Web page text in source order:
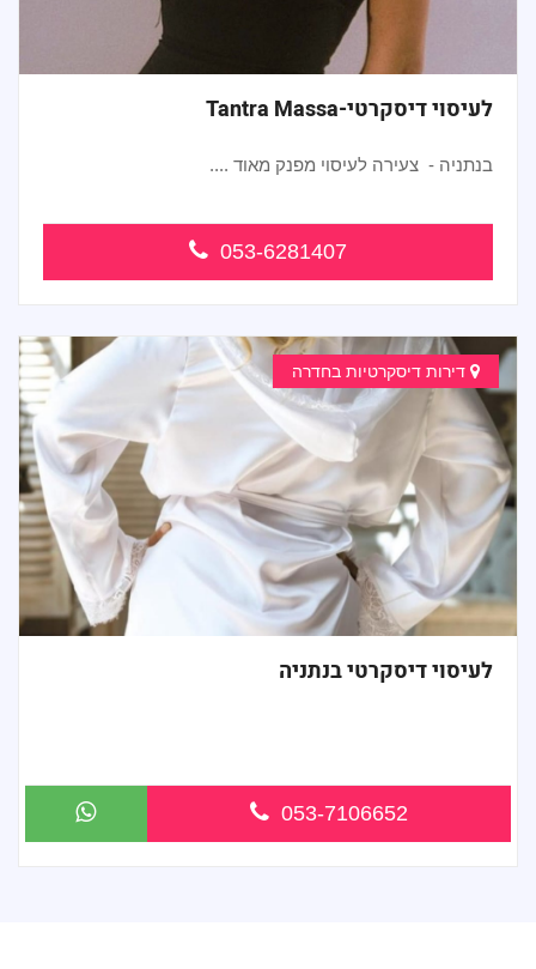
לעיסוי דיסקרטי-Tantra Massa
בנתניה - צעירה לעיסוי מפנק מאוד ....
053-6281407
דירות דיסקרטיות בחדרה
לעיסוי דיסקרטי בנתניה
053-7106652